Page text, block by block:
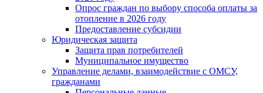
Опрос граждан по выбору способа оплаты за
отопление в 2026 году
Предоставление субсидии
Юридическая защита
Защита прав потребителей
Муниципальное имущество
Управление делами, взаимодействие с ОМСУ,
гражданами